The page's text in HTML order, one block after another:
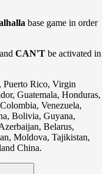
base game in order
CAN'T be activated in
Puerto Rico, Virgin
Guatemala, Honduras,
Venezuela,
Bolivia, Guyana,
Belarus,
Moldova, Tajikistan,
China.